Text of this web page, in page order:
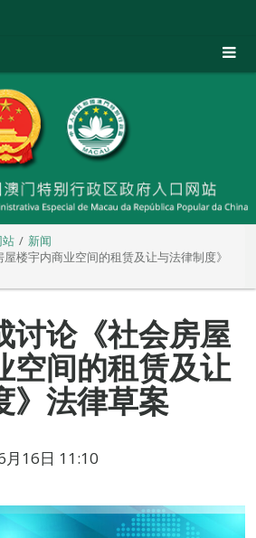
站
新闻
楼宇内商业空间的租赁及让与法律制度》
讨论《社会房屋
空间的租赁及让
》法律草案
月16日 11:10